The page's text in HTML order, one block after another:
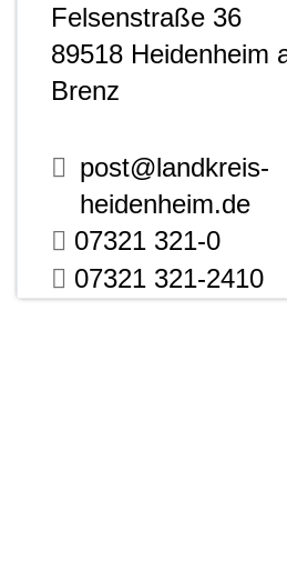
Felsenstraße 36
89518 Heidenheim
Brenz
post@landkreis-
heidenheim.de
07321 321-0
07321 321-2410